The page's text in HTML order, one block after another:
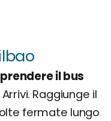
il bus
Raggiunge il
fermate lungo